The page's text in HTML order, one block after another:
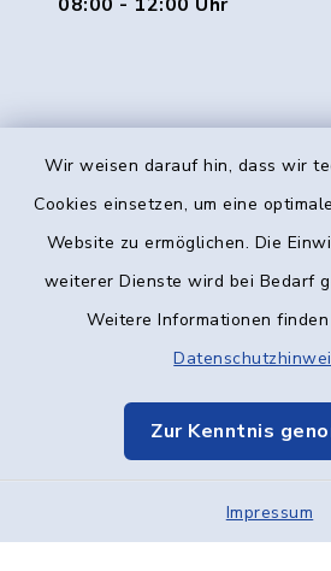
Wir weisen darauf hin, dass wir
Cookies einsetzen, um eine
Website zu ermöglichen. Die
weiterer Dienste wird bei Bedarf
Weitere Informationen
Zur Kenntnis
Impressum
Kontakt
Elektronische
Sitemap